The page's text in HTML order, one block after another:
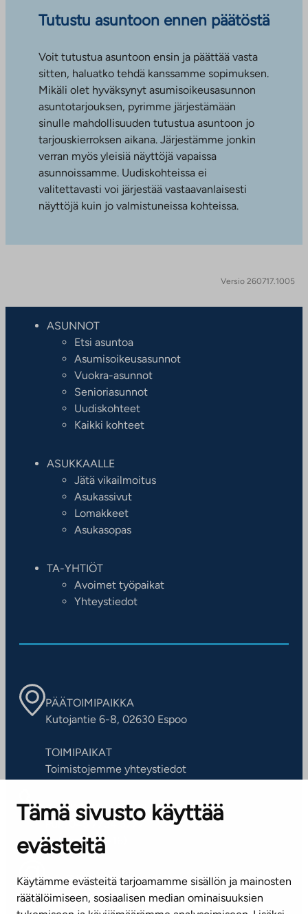
Tämä sivusto käyttää
evästeitä
Käytämme evästeitä tarjoamamme sisällön ja mainosten
räätälöimiseen, sosiaalisen median ominaisuuksien
Tutustu asuntoon ennen päätöstä
Voit tutustua asuntoon ensin ja päättää vasta
sitten, haluatko tehdä kanssamme sopimuksen.
Mikäli olet hyväksynyt asumisoikeusasunnon
asuntotarjouksen, pyrimme järjestämään
sinulle mahdollisuuden tutustua asuntoon jo
tarjouskierroksen aikana. Järjestämme jonkin
verran myös yleisiä näyttöjä vapaissa
asunnoissamme. Uudiskohteissa ei
valitettavasti voi järjestää vastaavanlaisesti
näyttöjä kuin jo valmistuneissa kohteissa.
Versio 260717.1005
ASUNNOT
Etsi asuntoa
Asumisoikeusasunnot
Vuokra-asunnot
Senioriasunnot
Uudiskohteet
Kaikki kohteet
ASUKKAALLE
Jätä vikailmoitus
Asukassivut
Lomakkeet
Asukasopas
TA-YHTIÖT
Avoimet työpaikat
Yhteystiedot
PÄÄTOIMIPAIKKA
Kutojantie 6-8, 02630 Espoo
TOIMIPAIKAT
Toimistojemme yhteystiedot
ASIAKASPALVELUKESKUS
Puh. 045 7734 3777
(arkisin klo 8-16)
info@ta.fi